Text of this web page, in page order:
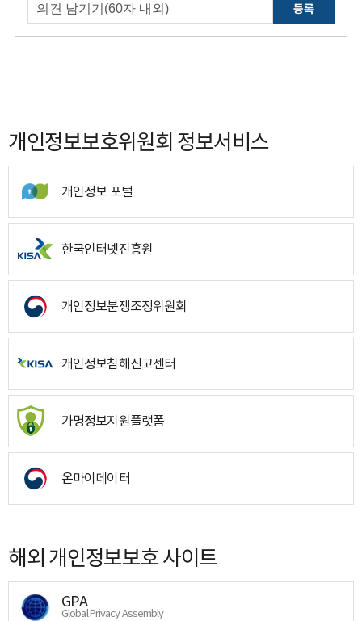
등록
개인정보보호위원회 정보서비스
개인정보 포털
한국인터넷진흥원
개인정보분쟁조정위원회
개인정보침해신고센터
가명정보지원플랫폼
온마이데이터
해외 개인정보보호 사이트
GPA
Global Privacy Assembly